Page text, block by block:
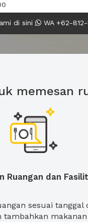
di sini WA +62-
memesan
Ruangan dan
sesuai tanggal
tambahkan